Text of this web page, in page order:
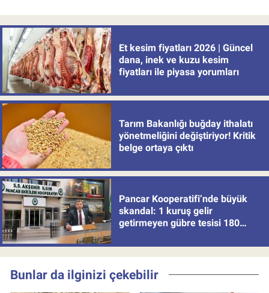
Et kesim fiyatları 2026 | Güncel
dana, inek ve kuzu kesim
fiyatları ile piyasa yorumları
Tarım Bakanlığı buğday ithalatı
yönetmeliğini değiştiriyor! Kritik
belge ortaya çıktı
Pancar Kooperatifi’nde büyük
skandal: 1 kuruş gelir
getirmeyen gübre tesisi 180
Bunlar da ilginizi çekebilir